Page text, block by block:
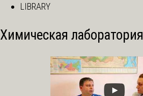
LIBRARY
Химическая лаборатория